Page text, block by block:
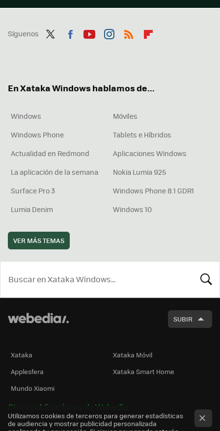
Síguenos
En Xataka Windows hablamos de...
Windows
Móviles
Windows Phone
Tablets e Híbridos
Actualidad en Redmond
Aplicaciones Windows
La aplicación de la semana
Nokia Lumia 925
Surface Pro 3
Windows Phone 8.1 GDR1
Lumia Denim
Windows 10
VER MÁS TEMAS
SUBIR
Xataka
Xataka Móvil
Applesfera
Xataka Smart Home
Mundo Xiaomi
Otras publicaciones de Webedia
Utilizamos cookies de terceros para generar estadísticas
de audiencia y mostrar publicidad personalizada